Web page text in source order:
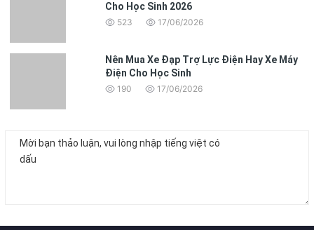
Cho Học Sinh 2026
523 17/06/2026
Nên Mua Xe Đạp Trợ Lực Điện Hay Xe Máy
Điện Cho Học Sinh
190 17/06/2026